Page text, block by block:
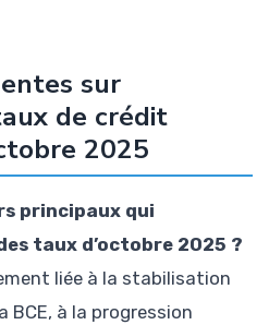
sur
de crédit
2025
principaux qui
taux d’octobre 2025 ?
liée à la stabilisation
BCE, à la progression